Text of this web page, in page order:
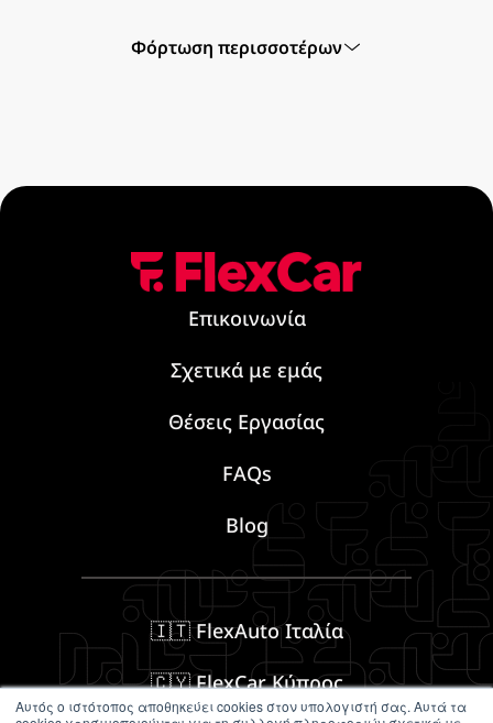
Αυτός ο ιστότοπος αποθηκεύει cookies στον υπολογιστή σας. Αυτά τα
Φόρτωση περισσοτέρων
Επικοινωνία
Σχετικά με εμάς
Θέσεις Εργασίας
FAQs
Blog
🇮🇹 FlexAuto Ιταλία
🇨🇾 FlexCar Κύπρος